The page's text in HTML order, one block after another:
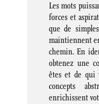
Les mots
forces et
que de
maintiennent
chemin. En
obtenez une
êtes et de qui
concepts
enrichissent